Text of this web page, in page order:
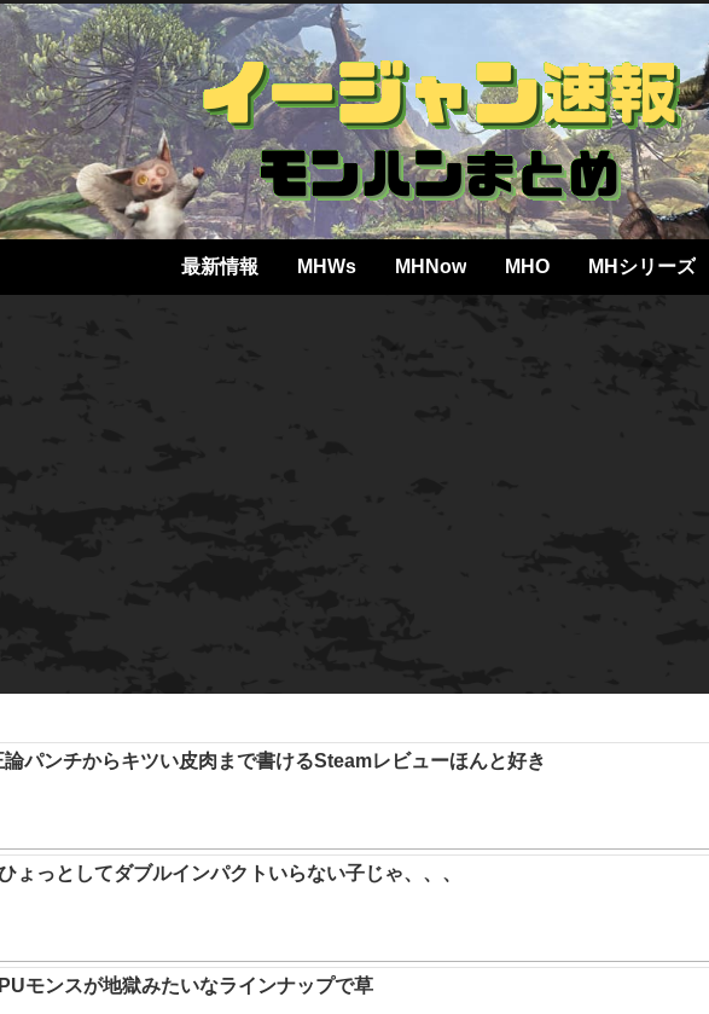
最新情報 MHWs MHNow MHO MHシリーズ
論パンチからキツい皮肉まで書けるSteamレビューほんと好き
ょっとしてダブルインパクトいらない子じゃ、、、
モンスが地獄みたいなラインナップで草